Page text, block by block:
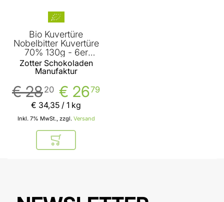
Bio Kuvertüre
Nobelbitter Kuvertüre
70% 130g - 6er
Vorteilspack von Zotter
Zotter Schokoladen
Manufaktur
€ 2679
€ 2820
Inkl. 7% MwSt., zzgl. Versand
€ 34,35 / 1 kg
In den Warenkorb